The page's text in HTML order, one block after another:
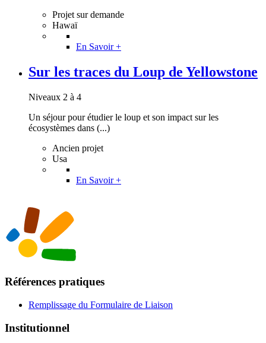
Projet sur demande
Hawaï
En Savoir +
Sur les traces du Loup de Yellowstone
Niveaux 2 à 4
Un séjour pour étudier le loup et son impact sur les
écosystèmes dans (...)
Ancien projet
Usa
En Savoir +
Références pratiques
Remplissage du Formulaire de Liaison
Institutionnel